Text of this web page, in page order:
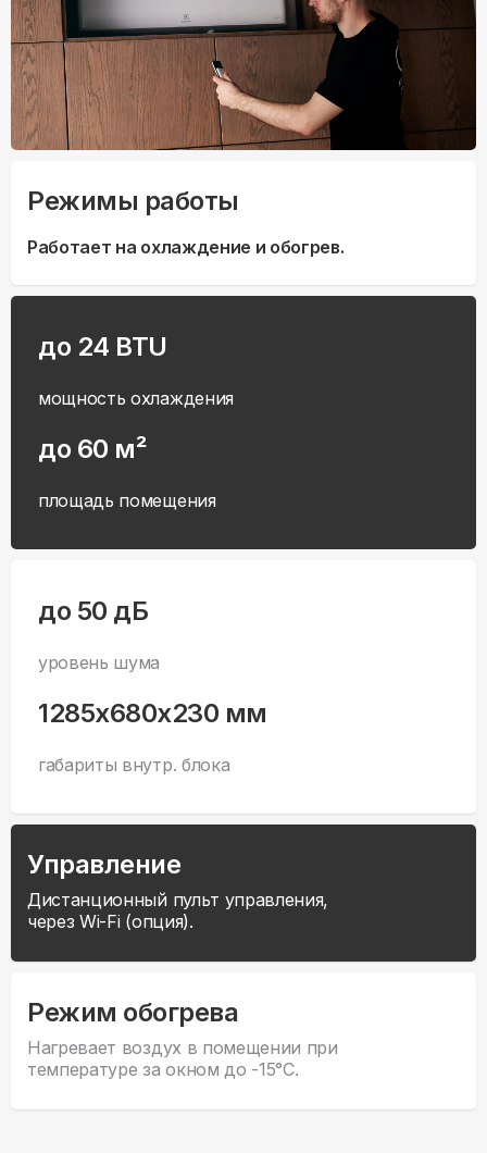
Режимы работы
Работает на охлаждение и обогрев.
до 24 BTU
мощность охлаждения
до 60 м²
площадь помещения
до 50 дБ
уровень шума
1285x680x230 мм
габариты внутр. блока
Управление
Дистанционный пульт управления,
через Wi-Fi (опция).
Режим обогрева
Нагревает воздух в помещении при
температуре за окном до -15°С.